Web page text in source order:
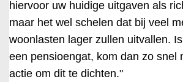
hiervoor uw huidige uitgaven als
maar het wel schelen dat bij veel
woonlasten lager zullen uitvallen.
een pensioengat, kom dan zo snel
actie om dit te dichten."